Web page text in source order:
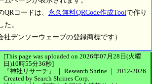
QRコードは、 永久無料QRCode作成Tool で作り
た。
社デンソーウェーブの登録商標です）
[This page was uploaded on 2026年07月28日(火曜
日)10時55分36秒]
『神社リサーチ』 ｜ Research Shrine ｜ 2012-2026
Created by Search Shrines Corp.